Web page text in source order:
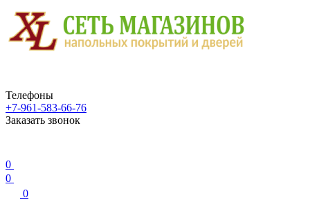
Телефоны
+7-961-583-66-76
Заказать звонок
0
0
0